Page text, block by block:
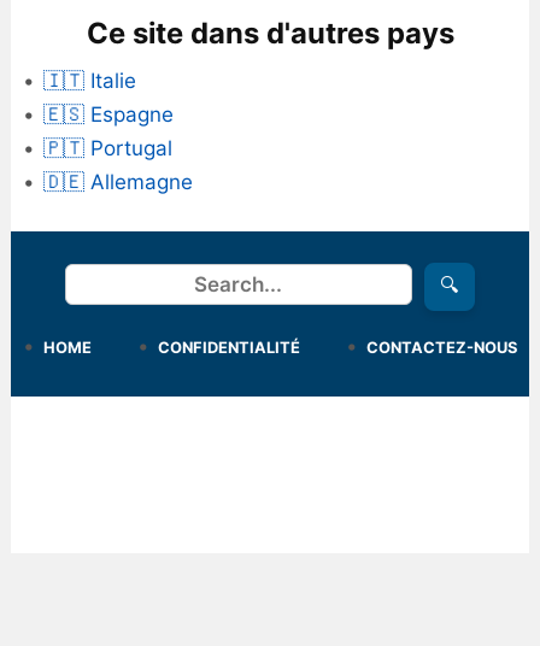
Ce site dans d'autres pays
🇮🇹 Italie
🇪🇸 Espagne
🇵🇹 Portugal
🇩🇪 Allemagne
Rechercher 🔍
HOME CONFIDENTIALITÉ CONTACTEZ-NOUS